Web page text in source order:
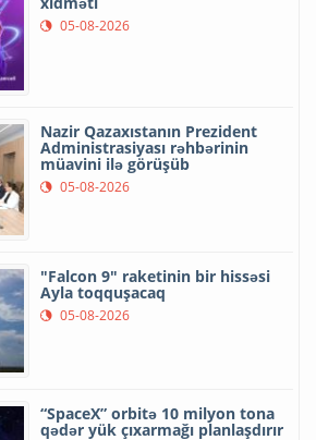
05-08-2026
Nazir Qazaxıstanın Prezident
Administrasiyası rəhbərinin
müavini ilə görüşüb
05-08-2026
"Falcon 9" raketinin bir hissəsi
Ayla toqquşacaq
05-08-2026
“SpaceX” orbitə 10 milyon tona
qədər yük çıxarmağı planlaşdırır